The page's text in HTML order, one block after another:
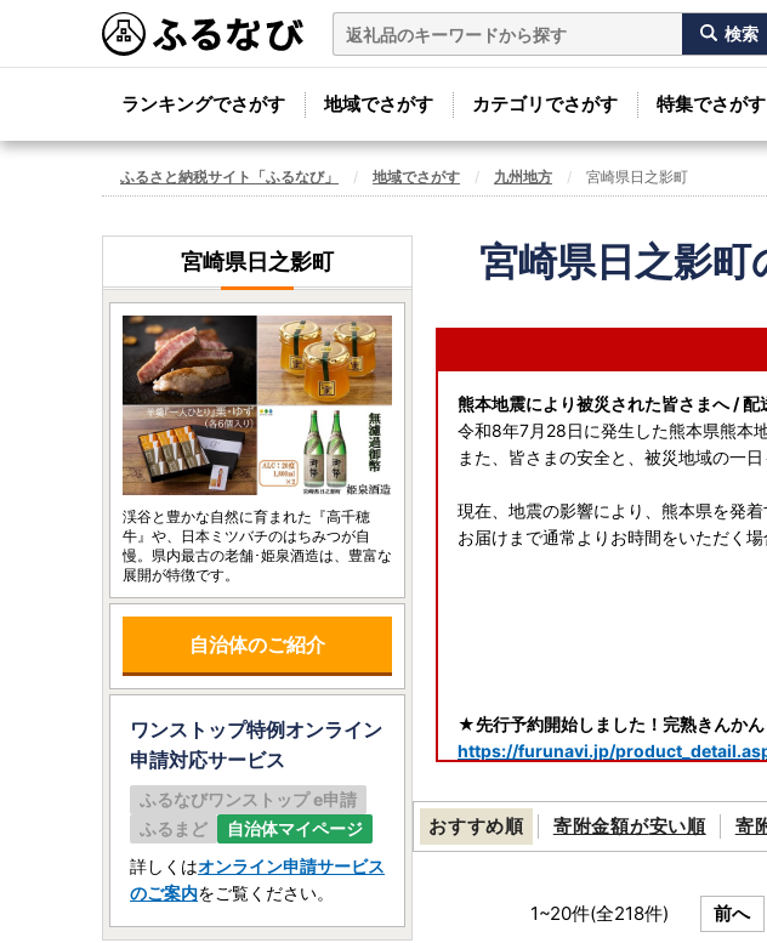
ランキングでさがす 地域でさがす カテゴリでさがす 特集でさがす
ふるさと納税サイト「ふるなび」 地域でさがす 九州地方 宮崎県日之影町
宮崎県日之影
熊本地震により被災された皆さまへ / 配
令和8年7月28日に発生した熊本県熊本
また、皆さまの安全と、被災地域の一
現在、地震の影響により、熊本県を発
お届けまで通常よりお時間をいただく
★先行予約開始しました！完熟きんか
https://furunavi.jp/
★＜令和7年産＞アイガモ米掲載再開
https://furunavi.jp/
https://furunavi.jp/
おすすめ順 寄附金額が安い順 寄
1~20件(全218件) 前へ
宮崎県日之影町
渓谷と豊かな自然に育まれた『高千穂
牛』や、日本ミツバチのはちみつが自
慢。県内最古の老舗･姫泉酒造は、豊富な
展開が特徴です。
自治体のご紹介
ワンストップ特例オンライン
申請対応サービス
ふるなびワンストップ e申請
ふるまど
自治体マイページ
詳しくはオンライン申請サービス
のご案内をご覧ください。